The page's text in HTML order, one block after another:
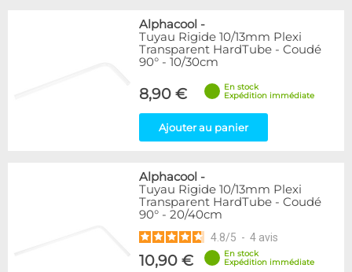
Alphacool -
Tuyau Rigide 10/13mm Plexi
Transparent HardTube - Coudé
90° - 10/30cm
8,90 €
En stock
Expédition immédiate
Ajouter au panier
Alphacool -
Tuyau Rigide 10/13mm Plexi
Transparent HardTube - Coudé
90° - 20/40cm
4.8/5 - 4 avis
10,90 €
En stock
Expédition immédiate